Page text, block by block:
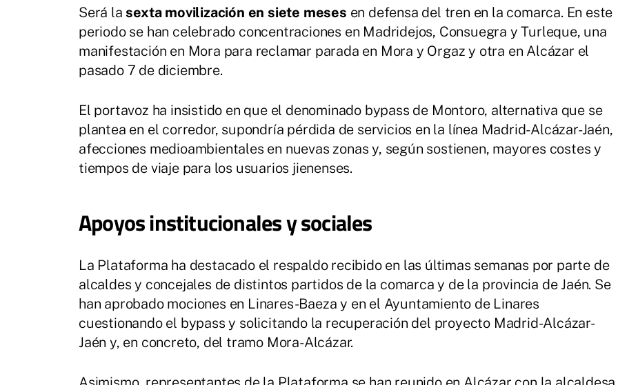
Será la sexta movilización en siete meses en defensa del tren en la comarca. En este
periodo se han celebrado concentraciones en Madridejos, Consuegra y Turleque, una
manifestación en Mora para reclamar parada en Mora y Orgaz y otra en Alcázar el
pasado 7 de diciembre.
El portavoz ha insistido en que el denominado bypass de Montoro, alternativa que se
plantea en el corredor, supondría pérdida de servicios en la línea Madrid-Alcázar-Jaén,
afecciones medioambientales en nuevas zonas y, según sostienen, mayores costes y
tiempos de viaje para los usuarios jienenses.
Apoyos institucionales y sociales
La Plataforma ha destacado el respaldo recibido en las últimas semanas por parte de
alcaldes y concejales de distintos partidos de la comarca y de la provincia de Jaén. Se
han aprobado mociones en Linares-Baeza y en el Ayuntamiento de Linares
cuestionando el bypass y solicitando la recuperación del proyecto Madrid-Alcázar-
Jaén y, en concreto, del tramo Mora-Alcázar.